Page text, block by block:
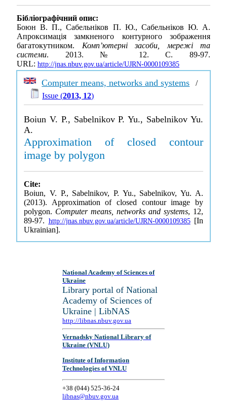
Бібліографічний опис:
Боюн В. П., Сабельніков П. Ю., Сабельніков Ю. А.
Апроксимація замкненого контурного зображення
багатокутником. Комп’ютерні засоби, мережі та
системи. 2013. № 12. С. 89-97.
URL: http://jnas.nbuv.gov.ua/article/UJRN-0000109385
Computer means, networks and systems /
Issue (2013, 12)
Boiun V. P., Sabelnikov P. Yu., Sabelnikov Yu.
A.
Approximation of closed contour
image by polygon
Cite:
Boiun, V. P., Sabelnikov, P. Yu., Sabelnikov, Yu. A.
(2013). Approximation of closed contour image by
polygon. Computer means, networks and systems, 12,
89-97. http://jnas.nbuv.gov.ua/article/UJRN-0000109385[In
Ukrainian].
National Academy of Sciences of
Ukraine
Library portal of National
Academy of Sciences of
Ukraine | LibNAS
http://libnas.nbuv.gov.ua
Vernadsky National Library of
Ukraine (VNLU)
Institute of Information
Technologies of VNLU
+38 (044) 525-36-24
libnas@nbuv.gov.ua